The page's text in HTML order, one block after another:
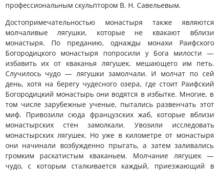
профессиональным скульптором В. Н. Савельевым.
Достопримечательностью монастыря также являются
молчаливые лягушки, которые не квакают вблизи
монастыря. По преданию, однажды монахи Раифского
Богородицкого монастыря попросили у Бога милости —
избавить их от кваканья лягушек, мешающего им петь.
Случилось чудо — лягушки замолчали. И молчат по сей
день, хотя на берегу чудесного озера, где стоит Раифский
Богородицкий монастырь они водятся в избытке. Многие, в
том числе зарубежные ученые, пытались развенчать этот
миф. Привозили сюда французских жаб, которые вблизи
монастырских стен замолкали. Увозили исследовать
монастырских лягушек. Но уже в километре от монастыря
они начинали возбужденно прыгать, а затем заливались
громким раскатистым кваканьем. Молчание лягушек —
чудо, с которым сталкивается каждый, приезжающий в